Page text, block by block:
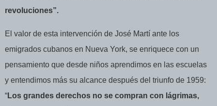
revoluciones”.
El valor de esta intervención de José Martí ante los
emigrados cubanos en Nueva York, se enriquece con un
pensamiento que desde niños aprendimos en las escuelas
y entendimos más su alcance después del triunfo de 1959:
“Los grandes derechos no se compran con lágrimas,